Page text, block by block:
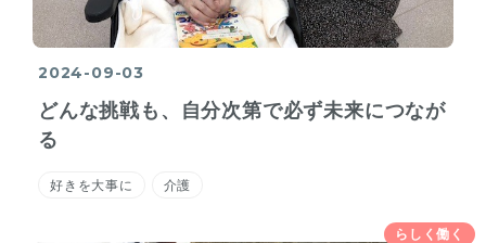
2024-09-03
どんな挑戦も、自分次第で必ず未来につなが
る
好きを大事に 介護
らしく働く